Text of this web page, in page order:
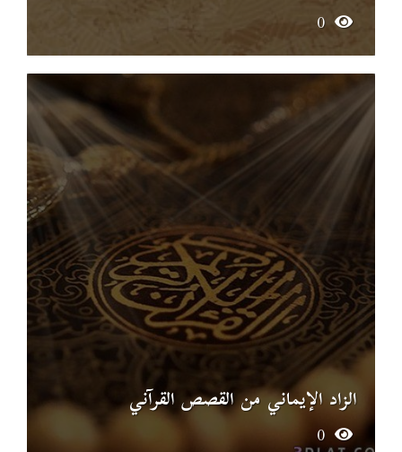
0
الزاد الإيماني من القصص القرآني
0